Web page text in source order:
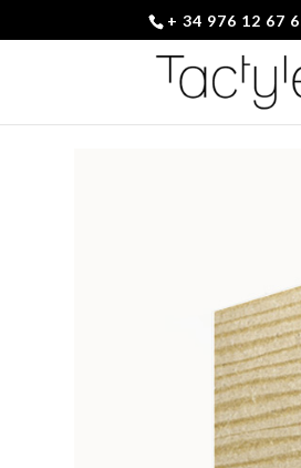
+ 34 976 12 67